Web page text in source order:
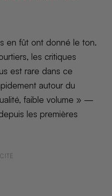
en fût ont donné le ton.
les critiques
est rare dans ce
autour du
faible volume » —
les premières